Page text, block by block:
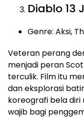
Diablo 13
Genre: Aksi,
Veteran perang
menjadi peran
terculik. Film itu
dan eksplorasi
koreografi bela diri
wajib bagi